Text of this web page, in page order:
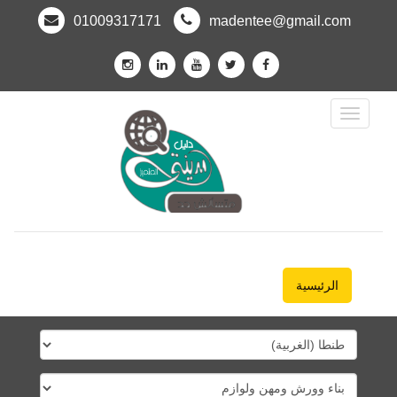
madentee@gmail.com
01009317171
Toggle
Navigation
الرئيسية